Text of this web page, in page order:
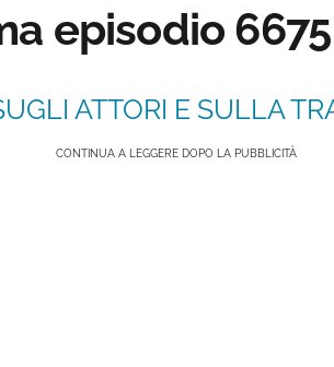
episodio 6675
ATTORI E SULLA
CONTINUA A LEGGERE DOPO LA PUBBLICITÀ